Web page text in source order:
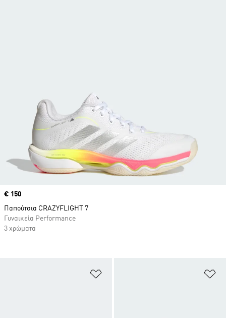
Προσθήκη στη Λίστα Επιθυμιών
Price
€ 150
Παπούτσια CRAZYFLIGHT 7
Γυναικεία Performance
3 χρώματα